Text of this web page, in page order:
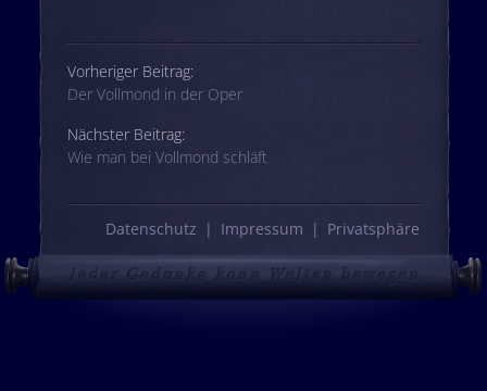
Beitrags-Navigation
Vorheriger Beitrag:
Der Vollmond in der Oper
Nächster Beitrag:
Wie man bei Vollmond schläft
Datenschutz Impressum Privatsphäre